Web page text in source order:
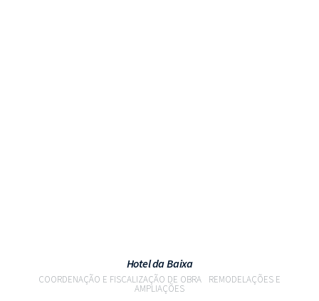
Hotel da Baixa
COORDENAÇÃO E FISCALIZAÇÃO DE OBRA REMODELAÇÕES E
AMPLIAÇÕES